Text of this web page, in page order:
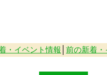
・イベント情報 前の新着・